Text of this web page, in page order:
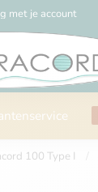
met je account
100 Type I